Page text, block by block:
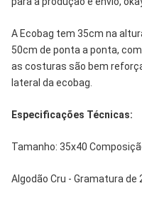
A Ecobag tem 35cm na
50cm de ponta a ponta,
as costuras são bem
lateral da ecobag.
Especificações Técnicas:
Tamanho: 35x40
Algodão Cru - Gramatura de